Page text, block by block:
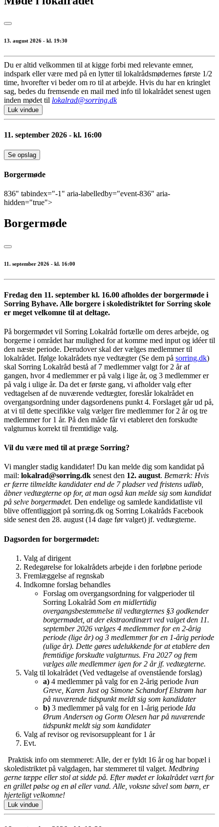
13. august 2026 - kl. 19:30
Du er altid velkommen til at kigge forbi med relevante emner,
indspark eller være med på en lytter til lokalrådsmødernes første 1/2
time, hvorefter vi beder om ro til at arbejde. Hvis du har en kringlet
sag, bedes du fremsende en mail med info til lokalrådet senest ugen
inden mødet til lokalrad@sorring.dk
Luk vindue
11. september 2026 - kl. 16:00
Se opslag
Borgermøde
836" tabindex="-1" aria-labelledby="event-836" aria-
hidden="true">
Borgermøde
11. september 2026 - kl. 16:00
Fredag den 11. september kl. 16.00 afholdes der borgermøde i
Sorring Byhave. Alle borgere i skoledistriktet for Sorring skole
er meget velkomne til at deltage.
På borgermødet vil Sorring Lokalråd fortælle om deres arbejde, og
borgerne i området har mulighed for at komme med input og idéer til
den næste periode. Derudover skal der vælges medlemmer til
lokalrådet. Ifølge lokalrådets nye vedtægter (Se dem på sorring.dk)
skal Sorring Lokalråd bestå af 7 medlemmer valgt for 2 år af
gangen, hvor 4 medlemmer er på valg i lige år, og 3 medlemmer er
på valg i ulige år. Da det er første gang, vi afholder valg efter
vedtagelsen af de nuværende vedtægter, foreslår lokalrådet en
overgangsordning under dagsordenens punkt 4. Forslaget går ud på,
at vi til dette specifikke valg vælger fire medlemmer for 2 år og tre
medlemmer for 1 år. På den måde får vi etableret den forskudte
valgturnus korrekt til fremtidige valg.
Vil du være med til at præge Sorring?
Vi mangler stadig kandidater! Du kan melde dig som kandidat på
mail: lokalrad@sorring.dk senest den 12. august. Bemærk: Hvis
er færre tilmeldte kandidater end de 7 pladser ved fristens udløb,
åbner vedtægterne op for, at man også kan melde sig som kandidat
på selve borgermødet. Den endelige og samlede kandidatliste vil
blive offentliggjort på sorring.dk og Sorring Lokalråds Facebook
side senest den 28. august (14 dage før valget) jf. vedtægterne.
Dagsorden for borgermødet:
Valg af dirigent
Redegørelse for lokalrådets arbejde i den forløbne periode
Fremlæggelse af regnskab
Indkomne forslag behandles
Forslag om overgangsordning for valgperioder til
Sorring Lokalråd Som en midlertidig
overgangsbestemmelse til vedtægternes §3 godkender
borgermødet, at der ekstraordinært ved valget den 11.
september 2026 vælges 4 medlemmer for en 2-årig
periode (lige år) og 3 medlemmer for en 1-årig periode
(ulige år). Dette gøres udelukkende for at etablere den
fremtidige forskudte valgturnus. Fra 2027 og frem
vælges alle medlemmer igen for 2 år jf. vedtægterne.
Valg til lokalrådet (Ved vedtagelse af ovenstående forslag)
a) 4 medlemmer på valg for en 2-årig periode Ivan
Greve, Karen Just og Simone Schandorf Elstrøm har
på nuværende tidspunkt meldt sig som kandidater
b) 3 medlemmer på valg for en 1-årig periode Ida
Ørum Andersen og Gorm Olesen har på nuværende
tidspunkt meldt sig som kandidater
Valg af revisor og revisorsuppleant for 1 år
Evt.
Praktisk info om stemmeret: Alle, der er fyldt 16 år og har bopæl i
skoledistriktet på valgdagen, har stemmeret til valget. Medbring
gerne tæppe eller stol at sidde på. Efter mødet er lokalrådet vært for
en grillet pølse og en øl eller vand. Alle, voksne såvel som børn, er
hjerteligt velkomne!
Luk vindue